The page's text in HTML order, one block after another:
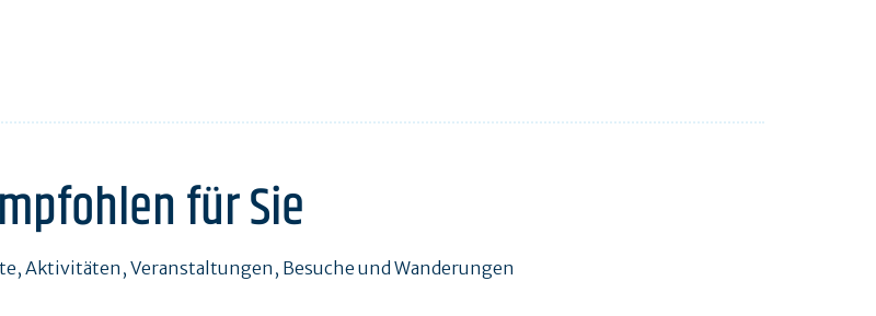
für Sie
Aktivitäten, Veranstaltungen, Besuche und Wanderungen